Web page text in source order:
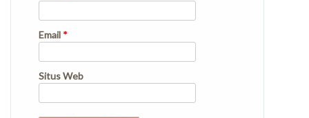
Email *
Situs Web